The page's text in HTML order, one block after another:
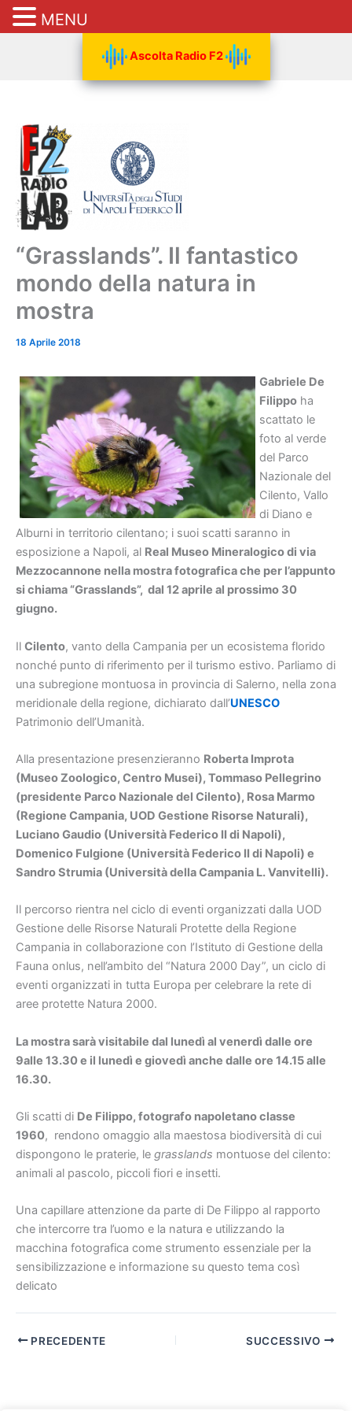
Ascolta Radio F2
“Grasslands”. Il fantastico
mondo della natura in
mostra
18 Aprile 2018
Gabriele De
Filippo ha
scattato le
foto al verde
del Parco
Nazionale del
Cilento, Vallo
di Diano e
Alburni in territorio cilentano; i suoi scatti saranno in
esposizione a Napoli, al Real Museo Mineralogico di via
Mezzocannone nella mostra fotografica che per l’appunto
si chiama “Grasslands”, dal 12 aprile al prossimo 30
giugno.
Il Cilento, vanto della Campania per un ecosistema florido
nonché punto di riferimento per il turismo estivo. Parliamo di
una subregione montuosa in provincia di Salerno, nella zona
meridionale della regione, dichiarato dall’UNESCO
Patrimonio dell’Umanità.
Alla presentazione presenzieranno Roberta Improta
(Museo Zoologico, Centro Musei), Tommaso Pellegrino
(presidente Parco Nazionale del Cilento), Rosa Marmo
(Regione Campania, UOD Gestione Risorse Naturali),
Luciano Gaudio (Università Federico II di Napoli),
Domenico Fulgione (Università Federico II di Napoli) e
Sandro Strumia (Università della Campania L. Vanvitelli).
Il percorso rientra nel ciclo di eventi organizzati dalla UOD
Gestione delle Risorse Naturali Protette della Regione
Campania in collaborazione con l’Istituto di Gestione della
Fauna onlus, nell’ambito del “Natura 2000 Day”, un ciclo di
eventi organizzati in tutta Europa per celebrare la rete di
aree protette Natura 2000.
La mostra sarà visitabile dal lunedì al venerdì dalle ore
9alle 13.30 e il lunedì e giovedì anche dalle ore 14.15 alle
16.30.
Gli scatti di De Filippo, fotografo napoletano classe
1960, rendono omaggio alla maestosa biodiversità di cui
dispongono le praterie, le grasslands montuose del cilento:
animali al pascolo, piccoli fiori e insetti.
Una capillare attenzione da parte di De Filippo al rapporto
che intercorre tra l’uomo e la natura e utilizzando la
macchina fotografica come strumento essenziale per la
sensibilizzazione e informazione su questo tema così
delicato
PRECEDENTE SUCCESSIVO
MENU